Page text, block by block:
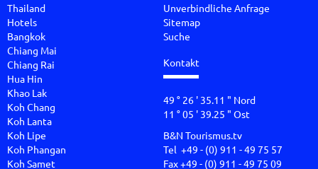
Thailand
Hotels
Bangkok
Chiang Mai
Chiang Rai
Hua Hin
Khao Lak
Koh Chang
Koh Lanta
Koh Lipe
Koh Phangan
Koh Samet
Unverbindliche Anfrage
Sitemap
Suche
Kontakt
49 ° 26 ' 35.11 " Nord
11 ° 05 ' 39.25 " Ost
B&N Tourismus.tv
Tel +49 - (0) 911 - 49 75 57
Fax +49 - (0) 911 - 49 75 09